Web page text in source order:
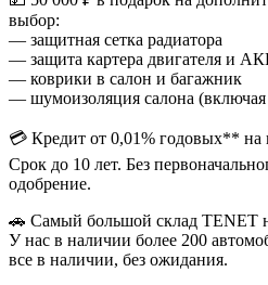
выбор:
— защитная сетка радиатора
— защита картера двигателя и
— коврики в салон и багажник
— шумоизоляция салона
💳 Кредит от 0,01% годовых** на
Срок до 10 лет. Без
одобрение.
🚗 Самый большой склад TENET
У нас в наличии более 200
все в наличии, без ожидания.